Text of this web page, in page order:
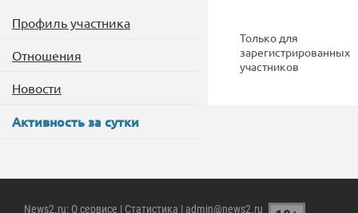
Профиль участника
Отношения
Новости
Активность за сутки
Только для
зарегистрированных
участников
News2.ru: О сервисе | Статистика | admin@news2.ru